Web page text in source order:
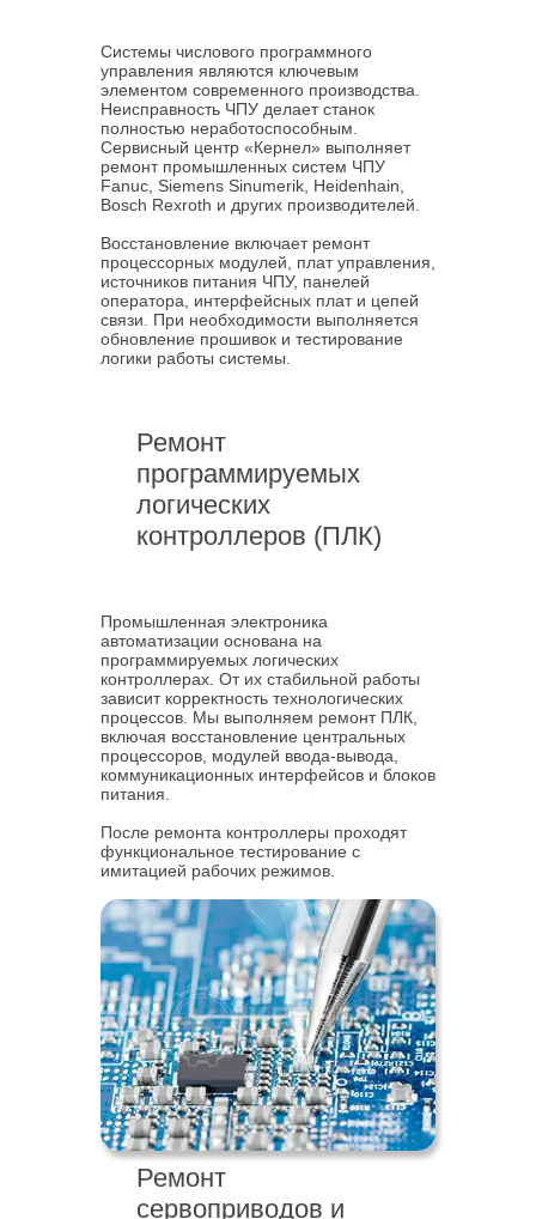
Системы числового программного
управления являются ключевым
элементом современного производства.
Неисправность ЧПУ делает станок
полностью неработоспособным.
Сервисный центр «Кернел» выполняет
ремонт промышленных систем ЧПУ
Fanuc, Siemens Sinumerik, Heidenhain,
Bosch Rexroth и других производителей.
Восстановление включает ремонт
процессорных модулей, плат управления,
источников питания ЧПУ, панелей
оператора, интерфейсных плат и цепей
связи. При необходимости выполняется
обновление прошивок и тестирование
логики работы системы.
Ремонт
программируемых
логических
контроллеров (ПЛК)
Промышленная электроника
автоматизации основана на
программируемых логических
контроллерах. От их стабильной работы
зависит корректность технологических
процессов. Мы выполняем ремонт ПЛК,
включая восстановление центральных
процессоров, модулей ввода-вывода,
коммуникационных интерфейсов и блоков
питания.
После ремонта контроллеры проходят
функциональное тестирование с
имитацией рабочих режимов.
Ремонт
сервоприводов и